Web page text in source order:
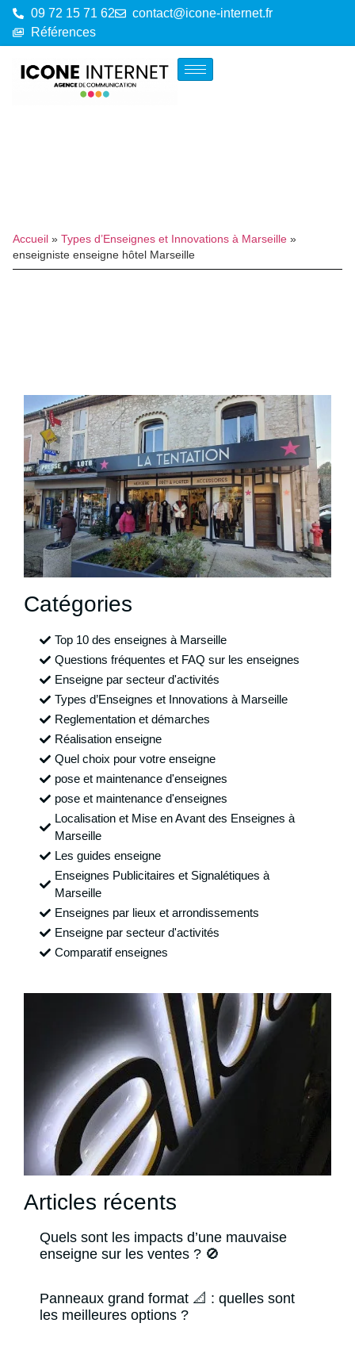
09 72 15 71 62
contact@icone-internet.fr
Références
Accueil » Types d’Enseignes et Innovations à Marseille »
enseigniste enseigne hôtel Marseille
Catégories
Top 10 des enseignes à Marseille
Questions fréquentes et FAQ sur les enseignes
Enseigne par secteur d'activités
Types d’Enseignes et Innovations à Marseille
Reglementation et démarches
Réalisation enseigne
Quel choix pour votre enseigne
pose et maintenance d'enseignes
pose et maintenance d'enseignes
Localisation et Mise en Avant des Enseignes à
Marseille
Les guides enseigne
Enseignes Publicitaires et Signalétiques à
Marseille
Enseignes par lieux et arrondissements
Enseigne par secteur d'activités
Comparatif enseignes
Articles récents
Quels sont les impacts d’une mauvaise
enseigne sur les ventes ? 🚫
Panneaux grand format 📐 : quelles sont
les meilleures options ?